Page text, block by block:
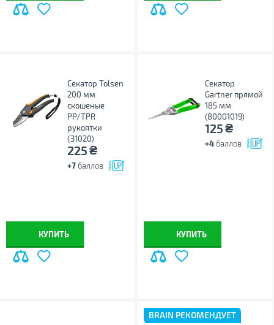
Секатор Tolsen
200 мм
скошеные
PP/TPR
рукоятки
(31020)
225₴
+7 баллов
КУПИТЬ
Секатор
Gartner прямой
185 мм
(80001019)
125₴
+4 баллов
КУПИТЬ
BRAIN РЕКОМЕНДУЕТ